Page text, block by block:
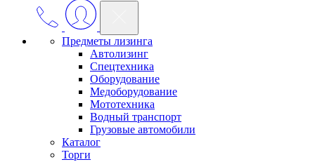
Предметы лизинга
Автолизинг
Спецтехника
Оборудование
Медоборудование
Мототехника
Водный транспорт
Грузовые автомобили
Каталог
Торги